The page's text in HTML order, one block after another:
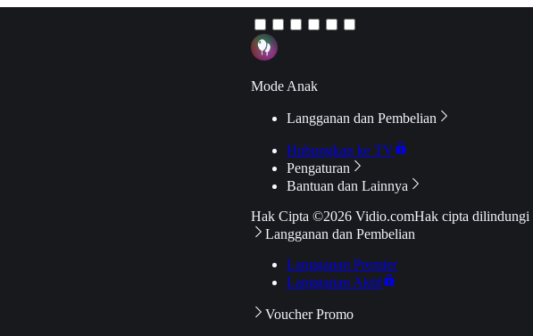
Mode Anak
Langganan dan Pembelian
Hubungkan ke TV
Pengaturan
Bantuan dan Lainnya
Hak Cipta ©2026 Vidio.comHak cipta dilindungi
Langganan dan Pembelian
Langganan Premier
Langganan Aktif
Voucher Promo